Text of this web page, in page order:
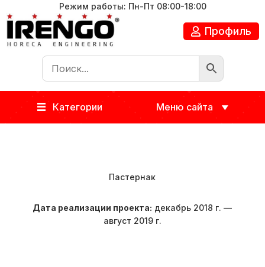
Режим работы: Пн-Пт 08:00-18:00
Профиль
Категории Меню сайта
Пастернак
Дата реализации проекта: декабрь 2018 г. —
август 2019 г.